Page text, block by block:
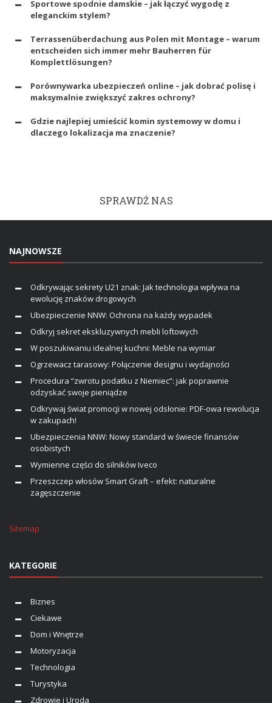
Sportowe spodnie damskie – jak łączyć wygodę z
eleganckim stylem?
Terrassenüberdachung aus Polen mit Montage – warum
entscheiden sich immer mehr Bauherren für
Komplettlösungen?
Porównywarka ubezpieczeń online – jak dobrać polisę i
maksymalnie zwiększyć zakres ochrony?
Gdzie najlepiej umieścić komin systemowy w domu i
dlaczego lokalizacja ma znaczenie?
SPRAWDŹ NAS
NAJNOWSZE
Odkrywając sekrety U21 znak: Jak technologia wpływa na
ewolucję znaków drogowych
Ubezpieczenie NNW: Ochrona na każdy wypadek
Odkryj sekret ekskluzywnych mebli loftowych
W poszukiwaniu idealnej kuchni: Meble na wymiar
Ogrzewacz tarasowy: Połączenie designu i wydajności
Procedura “zwrotu podatku z Niemiec”: jak poprawnie
odzyskać swoje pieniądze
Odkrywaj świat promocji w nowej odsłonie: PDF-owa rewolucja
w zakupach!
Ubezpieczenia NNW: Nowy standard w świecie finansów
osobistych
Wymienne części do silników Iveco
Przeszczep włosów Smart Graft – efekt: naturalne
zagęszczenie
Sitemap
KATEGORIE
Biznes
Ciekawe
Dom i Wnętrze
Motoryzacja
Technologia
Turystyka
Zdrowie i Uroda